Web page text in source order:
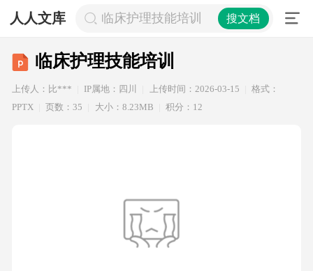
人人文库 临床护理技能培训 搜文档
临床护理技能培训
上传人：比*** IP属地：四川 上传时间：2026-03-15
格式：
PPTX
页数：35 大小：8.23MB 积分：12